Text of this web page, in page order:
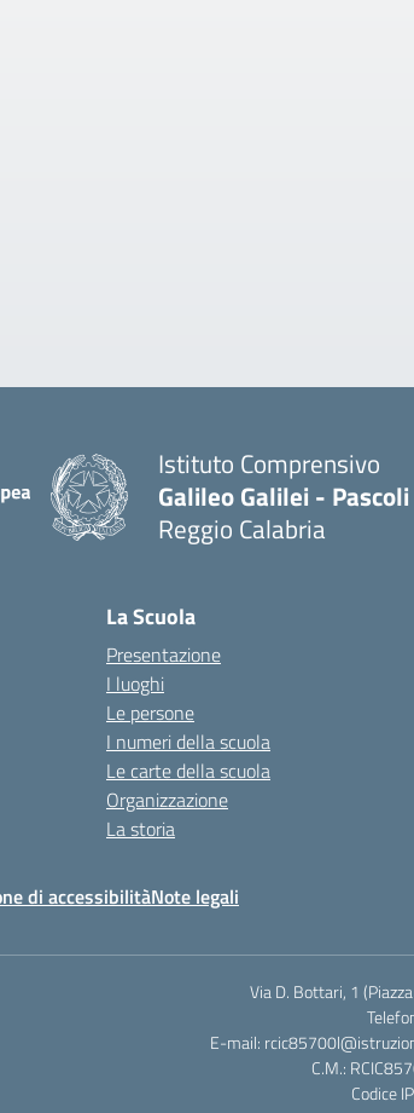
Istituto Comprensivo
Galileo Galilei - Pascoli
Reggio Calabria
La Scuola
Presentazione
I luoghi
Le persone
I numeri della scuola
Le carte della scuola
Organizzazione
La storia
di accessibilitàNote legali
Via D. Bottari, 1
E-mail:
C.M.:
Codice